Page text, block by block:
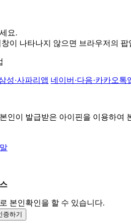
요.
이 나타나지 않으면 브라우저의
성·사파리앱 네이버·다음·카카오톡
인이 발급받은 아이핀을 이용하여
본인확인을 할 수 있습니다.
증하기